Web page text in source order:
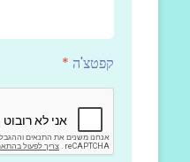
קפטצ'ה *